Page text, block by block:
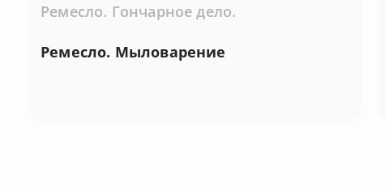
Ремесло. Гончарное дело.
Ремесло. Мыловарение